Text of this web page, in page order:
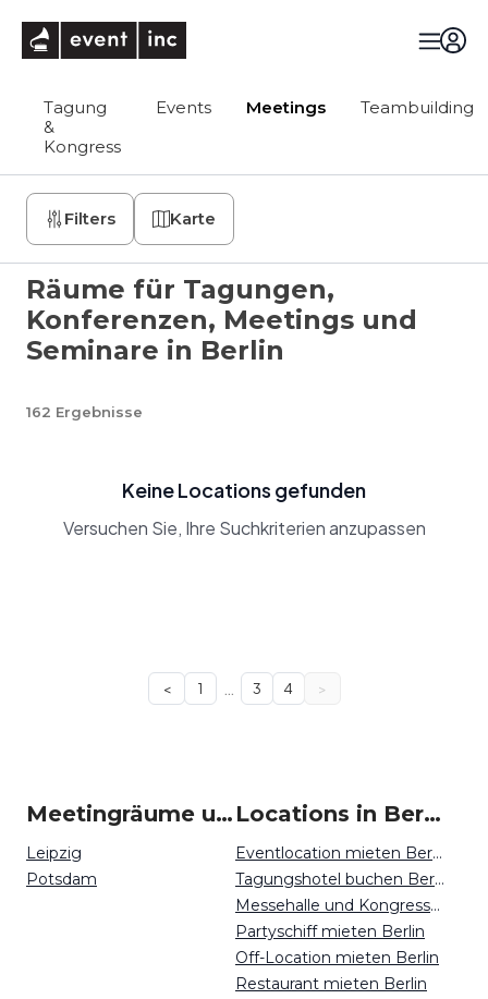
Tagung
&
Kongress
Events Meetings Teambuilding
Filters Karte
Räume für Tagungen,
Konferenzen, Meetings und
Seminare in Berlin
162 Ergebnisse
Keine Locations gefunden
Versuchen Sie, Ihre Suchkriterien anzupassen
< 1 … 3 4 >
Meetingräume um Berlin
Leipzig
Potsdam
Locations in Berlin mieten
Eventlocation mieten Berlin
Tagungshotel buchen Berlin
Messehalle und Kongresszentrum mieten Berlin
Partyschiff mieten Berlin
Off-Location mieten Berlin
Restaurant mieten Berlin